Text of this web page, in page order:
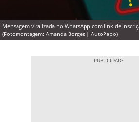
Mensagem viralizada no WhatsApp com link de
(Fotomontagem: Amanda Borges | AutoPapo)